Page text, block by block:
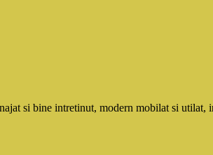
si bine intretinut, modern mobilat si utilat,